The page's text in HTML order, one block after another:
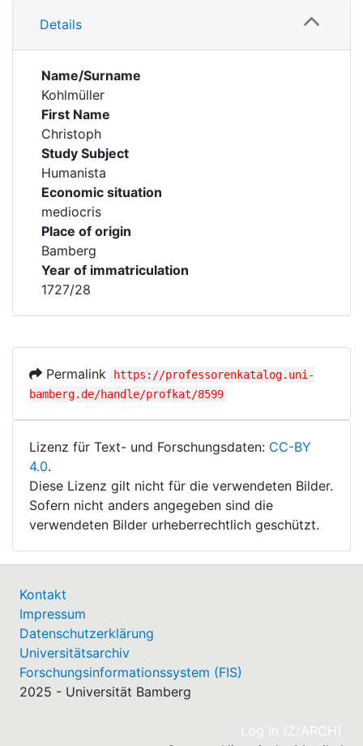
Details
Name/Surname
Kohlmüller
First Name
Christoph
Study Subject
Humanista
Economic situation
mediocris
Place of origin
Bamberg
Year of immatriculation
1727/28
Permalink
https://professorenkatalog.uni-
bamberg.de/handle/profkat/8599
Lizenz für Text- und Forschungsdaten: CC-BY
4.0.
Diese Lizenz gilt nicht für die verwendeten Bilder.
Sofern nicht anders angegeben sind die
verwendeten Bilder urheberrechtlich geschützt.
Kontakt
Impressum
Datenschutzerklärung
Universitätsarchiv
Forschungsinformationssystem (FIS)
2025 - Universität Bamberg
Log In (Z/ARCH)